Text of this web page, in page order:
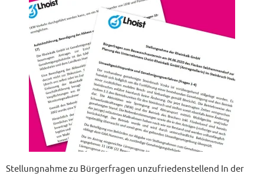
Stellungnahme zu Bürgerfragen unzufriedenstellend In der